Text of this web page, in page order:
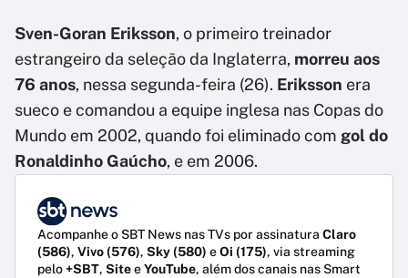
Sven-Goran Eriksson, o primeiro treinador
estrangeiro da seleção da Inglaterra, morreu aos
76 anos, nessa segunda-feira (26). Eriksson era
sueco e comandou a equipe inglesa nas Copas do
Mundo em 2002, quando foi eliminado com gol do
Ronaldinho Gaúcho, e em 2006.
Acompanhe o SBT News nas TVs por assinatura Claro
(586), Vivo (576), Sky (580) eOi (175), via streaming
pelo+SBT, SiteeYouTube, além dos canais nas Smart